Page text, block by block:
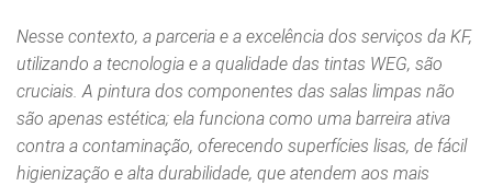
Nesse contexto, a parceria e a excelência dos serviços da KF,
utilizando a tecnologia e a qualidade das tintas WEG, são
cruciais. A pintura dos componentes das salas limpas não
são apenas estética; ela funciona como uma barreira ativa
contra a contaminação, oferecendo superfícies lisas, de fácil
higienização e alta durabilidade, que atendem aos mais